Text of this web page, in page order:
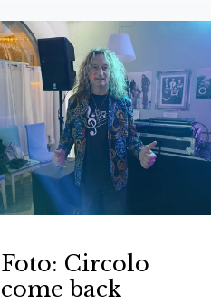
Foto: Circolo
come back